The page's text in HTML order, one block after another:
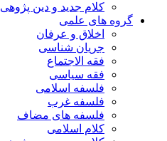
کلام جدید و دین پژوهی
گروه های علمی
اخلاق و عرفان
جریان شناسی
فقه الاجتماع
فقه سیاسی
فلسفه اسلامی
فلسفه غرب
فلسفه های مضاف
کلام اسلامی